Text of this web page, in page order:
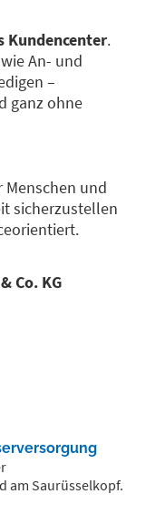
Kundencenter.
An- und
–
ganz ohne
Menschen und
sicherzustellen
Co. KG
am Saurüsselkopf.